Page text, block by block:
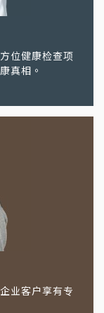
位健康检查项
真相。
业客户享有专